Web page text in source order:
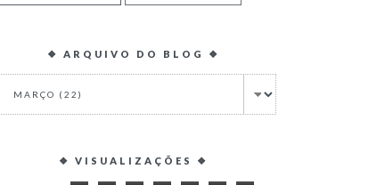
❖ ARQUIVO DO BLOG ❖
❖ VISUALIZAÇÕES ❖